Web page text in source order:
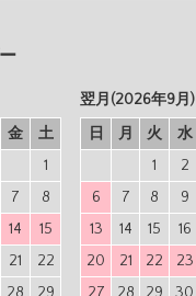
金
土
1
7
8
14
15
21
22
翌月(2026年9月)
日
月 火 水
1
2
6
7 8 9
13
14 15 16
20
21 22 23